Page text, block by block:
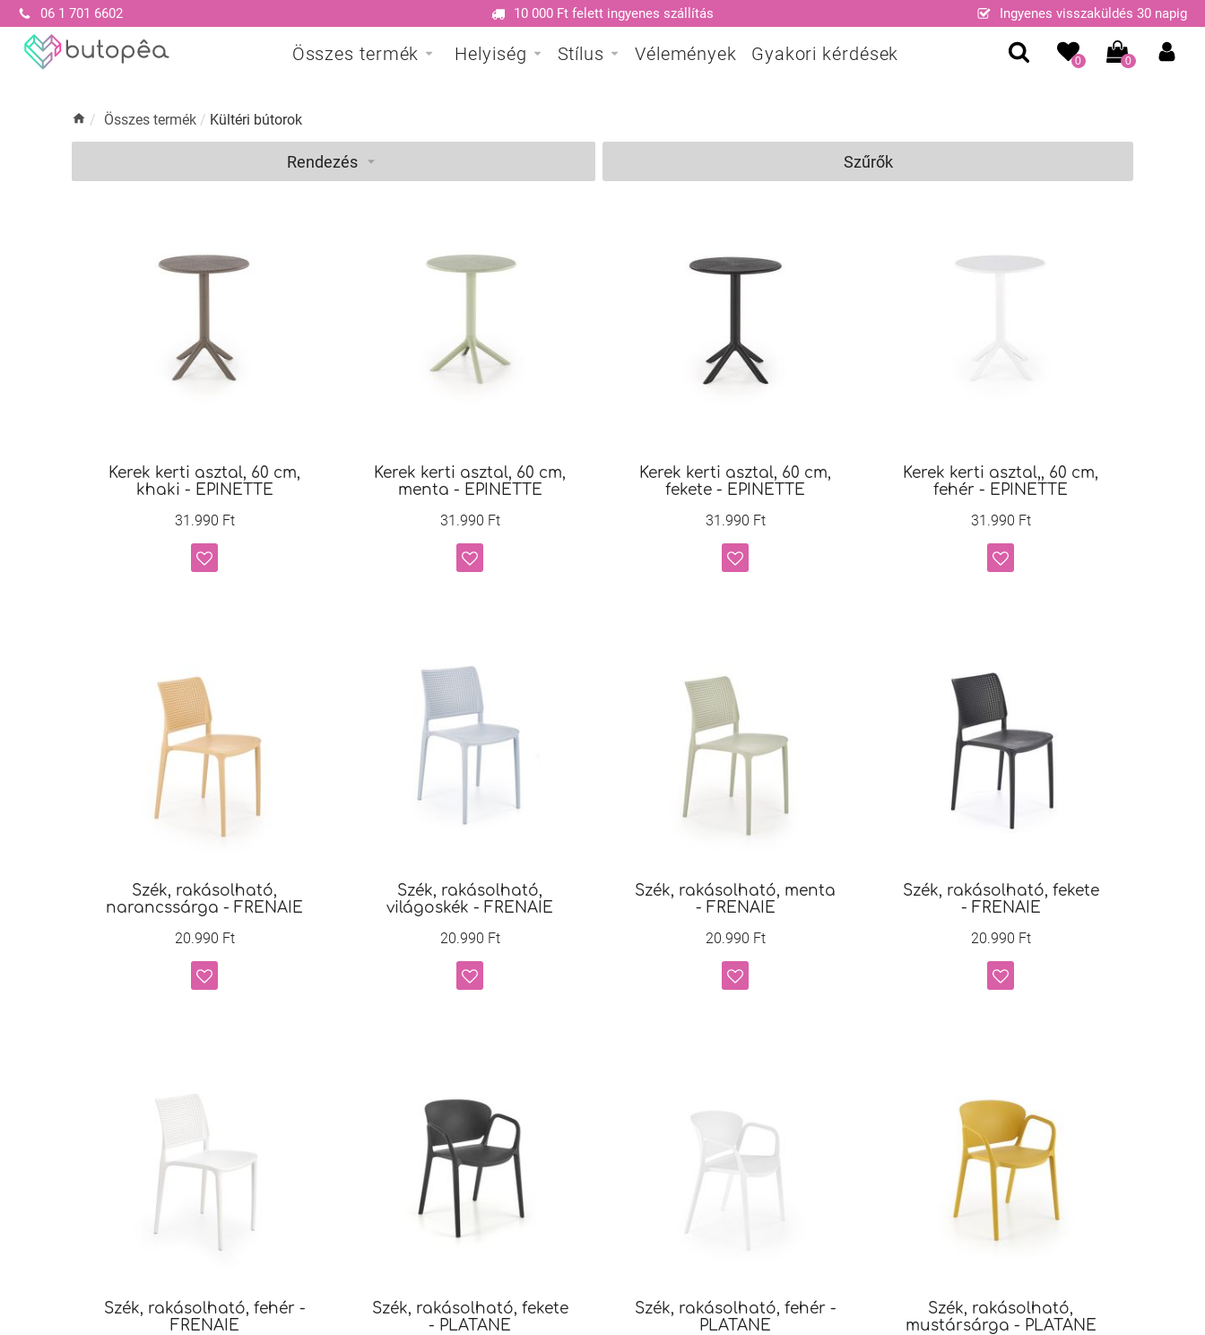
06 1 701 6602 10 000 Ft felett ingyenes szállítás Ingyenes visszaküldés 30 napig
Összes termék Helyiség Stílus Vélemények Gyakori kérdések 0 0
/ Összes termék / Kültéri bútorok
Rendezés Szűrők
Kerek kerti asztal, 60 cm,
khaki - EPINETTE
31.990 Ft
Kerek kerti asztal, 60 cm,
menta - EPINETTE
31.990 Ft
Kerek kerti asztal, 60 cm,
fekete - EPINETTE
31.990 Ft
Kerek kerti asztal,, 60 cm,
fehér - EPINETTE
31.990 Ft
Szék, rakásolható,
narancssárga - FRENAIE
20.990 Ft
Szék, rakásolható,
világoskék - FRENAIE
20.990 Ft
Szék, rakásolható, menta
- FRENAIE
20.990 Ft
Szék, rakásolható, fekete
- FRENAIE
20.990 Ft
Szék, rakásolható, fehér -
FRENAIE
Szék, rakásolható, fekete
- PLATANE
Szék, rakásolható, fehér -
PLATANE
Szék, rakásolható,
mustársárga - PLATANE